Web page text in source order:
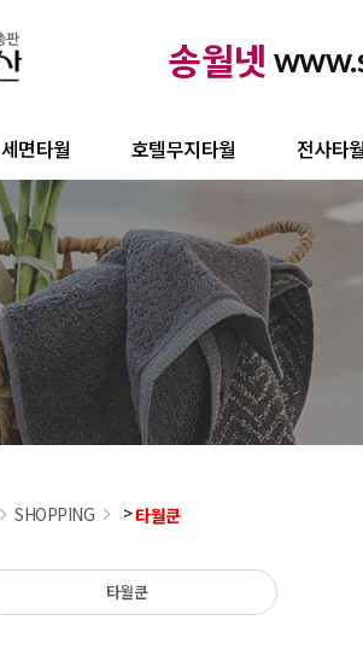
송월넷
세면타월 호텔무지타월 전사타월
SHOPPING >타월쿤
타월쿤